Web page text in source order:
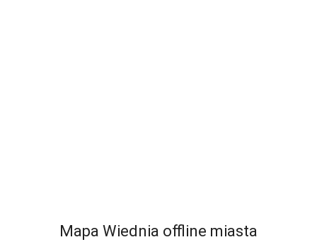
Mapa Wiednia offline miasta